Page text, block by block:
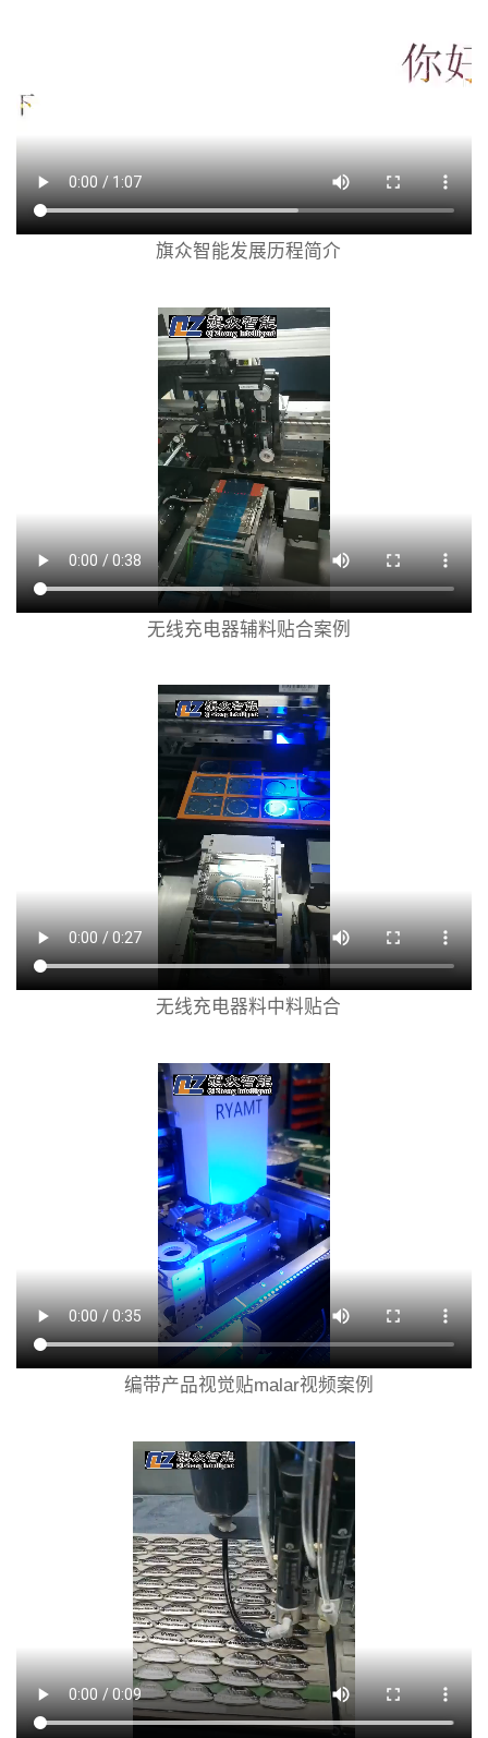
旗众智能发展历程简介
无线充电器辅料贴合案例
无线充电器料中料贴合
编带产品视觉贴malar视频案例